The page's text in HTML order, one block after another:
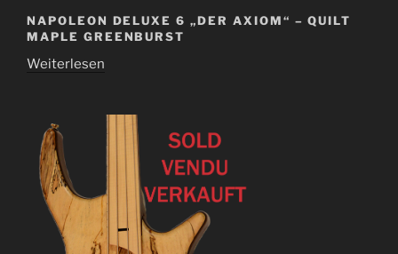
NAPOLEON DELUXE 6 „DER AXIOM“ – QUILT
MAPLE GREENBURST
Weiterlesen